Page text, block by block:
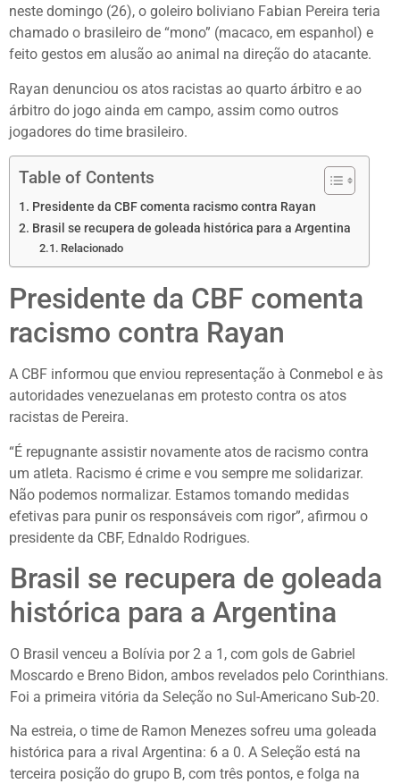
neste domingo (26), o goleiro boliviano Fabian Pereira teria
chamado o brasileiro de “mono” (macaco, em espanhol) e
feito gestos em alusão ao animal na direção do atacante.
Rayan denunciou os atos racistas ao quarto árbitro e ao
árbitro do jogo ainda em campo, assim como outros
jogadores do time brasileiro.
Table of Contents
Presidente da CBF comenta racismo contra Rayan
Brasil se recupera de goleada histórica para a Argentina
Relacionado
Presidente da CBF comenta
racismo contra Rayan
A CBF informou que enviou representação à Conmebol e às
autoridades venezuelanas em protesto contra os atos
racistas de Pereira.
“É repugnante assistir novamente atos de racismo contra
um atleta. Racismo é crime e vou sempre me solidarizar.
Não podemos normalizar. Estamos tomando medidas
efetivas para punir os responsáveis com rigor”, afirmou o
presidente da CBF, Ednaldo Rodrigues.
Brasil se recupera de goleada
histórica para a Argentina
O Brasil venceu a Bolívia por 2 a 1, com gols de Gabriel
Moscardo e Breno Bidon, ambos revelados pelo Corinthians.
Foi a primeira vitória da Seleção no Sul-Americano Sub-20.
Na estreia, o time de Ramon Menezes sofreu uma goleada
histórica para a rival Argentina: 6 a 0. A Seleção está na
terceira posição do grupo B, com três pontos, e folga na